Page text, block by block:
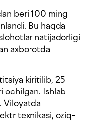
beri 100 ming
Bu haqda
natijadorligi
axborotda
kiritilib, 25
ochilgan. Ishlab
Viloyatda
texnikasi, oziq-